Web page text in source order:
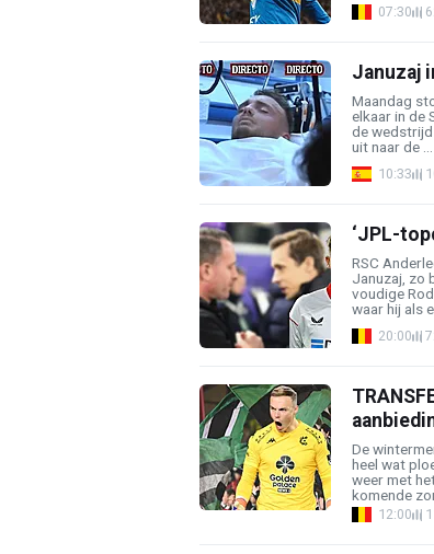
07:30
Januzaj
Maandag
elkaar in de
de wedstrijd
uit naar de ...
10:33
‘JPL-
RSC
Januzaj, zo
voudige
waar hij als
20:00
De
heel wat
weer met
komende
12:00